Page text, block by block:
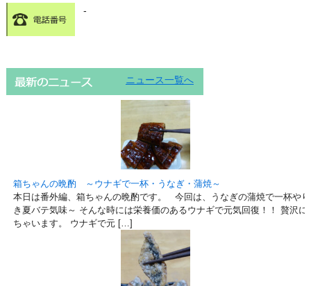
-
ニュース一覧へ
箱ちゃんの晩酌 ～ウナギで一杯・うなぎ・蒲焼～
本日は番外編、箱ちゃんの晩酌です。 今回は、うなぎの蒲焼で一杯や
き夏バテ気味～ そんな時には栄養価のあるウナギで元気回復！！ 贅沢
ちゃいます。 ウナギで元 […]